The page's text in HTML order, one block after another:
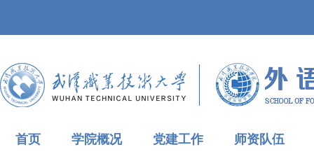
首页 学院概况 党建工作 师资队伍